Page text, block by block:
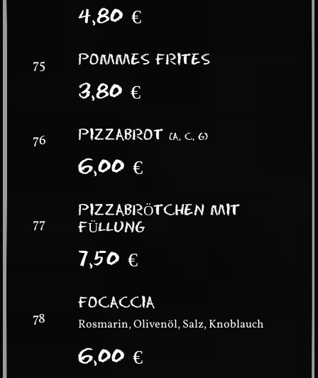
4,80€
75 POMMES FRITES
3,80€
76 PIZZABROT(A, C, G)
6,00€
77
PIZZABRÖTCHEN MIT
FÜLLUNG
7,50€
78
FOCACCIA
Rosmarin, Olivenöl, Salz, Knoblauch
6,00€